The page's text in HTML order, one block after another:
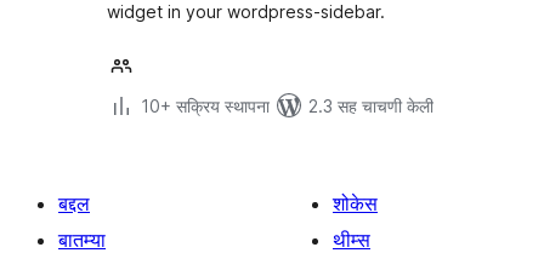
widget in your wordpress-sidebar.
10+ सक्रिय स्थापना 2.3 सह चाचणी केली
बद्दल
बातम्या
शोकेस
थीम्स